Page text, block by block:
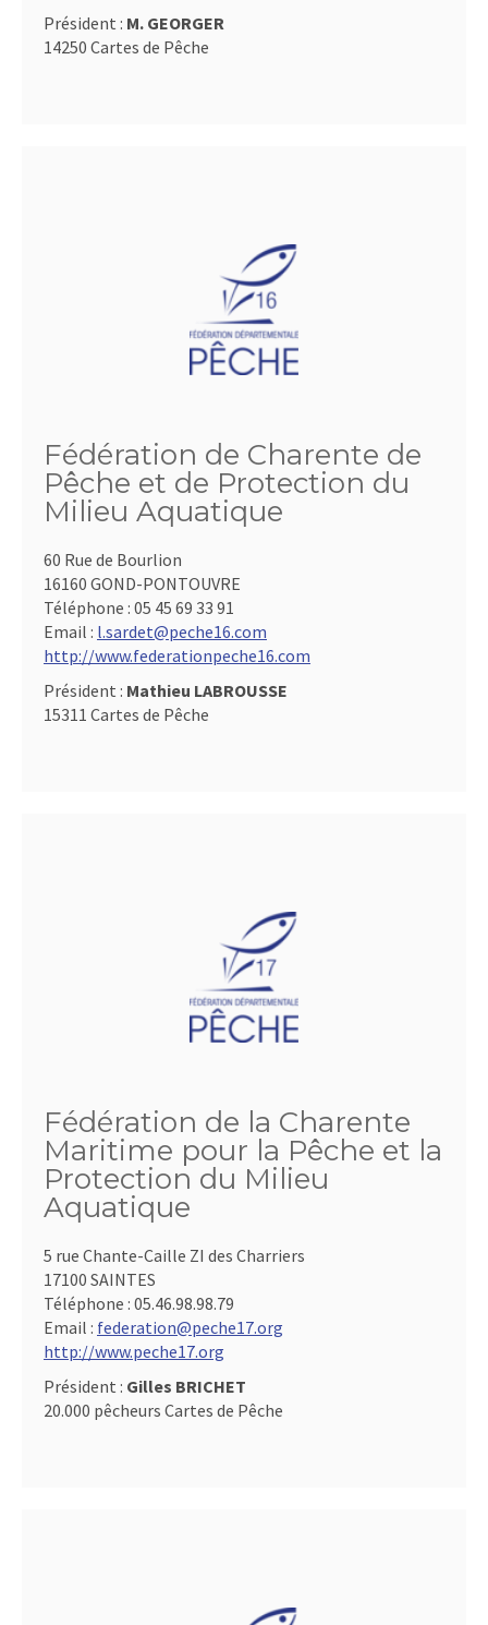
Président : M. GEORGER
14250 Cartes de Pêche
Fédération de Charente de
Pêche et de Protection du
Milieu Aquatique
60 Rue de Bourlion
16160 GOND-PONTOUVRE
Téléphone : 05 45 69 33 91
Email : l.sardet@peche16.com
http://www.federationpeche16.com
Président : Mathieu LABROUSSE
15311 Cartes de Pêche
Fédération de la Charente
Maritime pour la Pêche et la
Protection du Milieu
Aquatique
5 rue Chante-Caille ZI des Charriers
17100 SAINTES
Téléphone : 05.46.98.98.79
Email : federation@peche17.org
http://www.peche17.org
Président : Gilles BRICHET
20.000 pêcheurs Cartes de Pêche